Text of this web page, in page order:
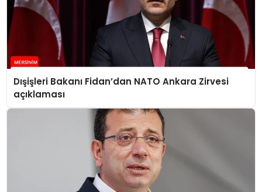
Dışişleri Bakanı Fidan’dan NATO Ankara Zirvesi
açıklaması